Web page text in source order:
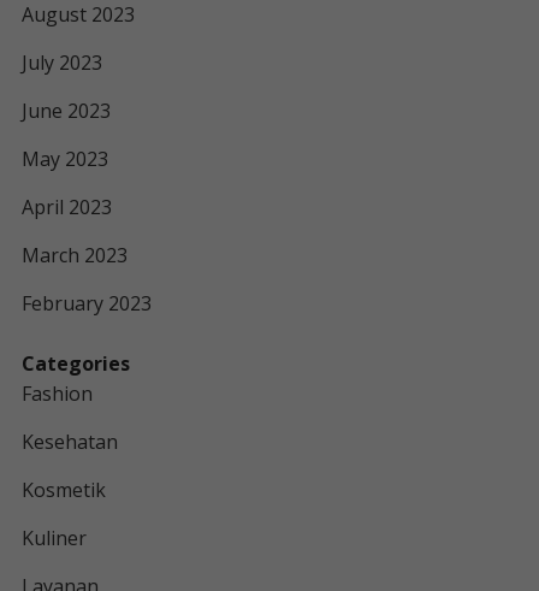
August 2023
July 2023
June 2023
May 2023
April 2023
March 2023
February 2023
Categories
Fashion
Kesehatan
Kosmetik
Kuliner